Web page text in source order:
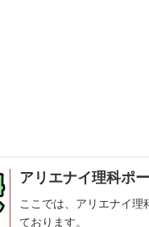
アリエナイ理科ポ
ここでは、アリエナイ理
ております。